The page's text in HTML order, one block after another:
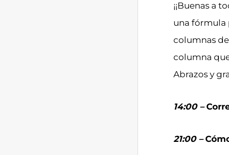
¡¡Buenas a
una fórmula
columnas
columna
Abrazos y
14:00 –
21:00 –